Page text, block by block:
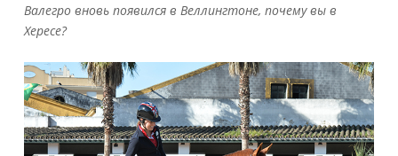
Валегро вновь появился в Веллингтоне, почему вы в
Хересе?